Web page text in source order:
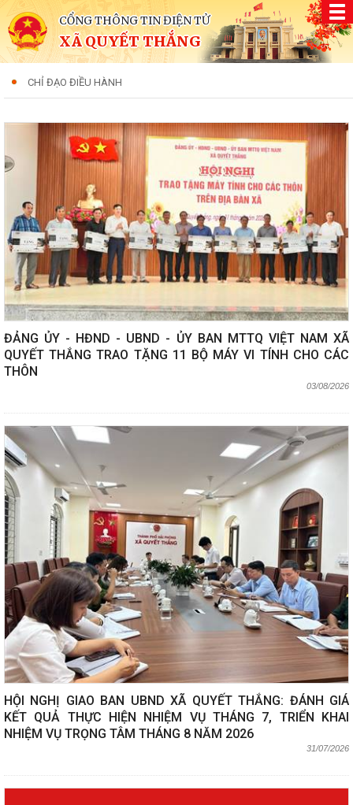
CỔNG THÔNG TIN ĐIỆN TỬ
XÃ QUYẾT THẮNG
CHỈ ĐẠO ĐIỀU HÀNH
ĐẢNG ỦY - HĐND - UBND - ỦY BAN MTTQ VIỆT NAM XÃ
QUYẾT THẮNG TRAO TẶNG 11 BỘ MÁY VI TÍNH CHO CÁC
THÔN
03/08/2026
HỘI NGHỊ GIAO BAN UBND XÃ QUYẾT THẮNG: ĐÁNH GIÁ
KẾT QUẢ THỰC HIỆN NHIỆM VỤ THÁNG 7, TRIỂN KHAI
NHIỆM VỤ TRỌNG TÂM THÁNG 8 NĂM 2026
31/07/2026